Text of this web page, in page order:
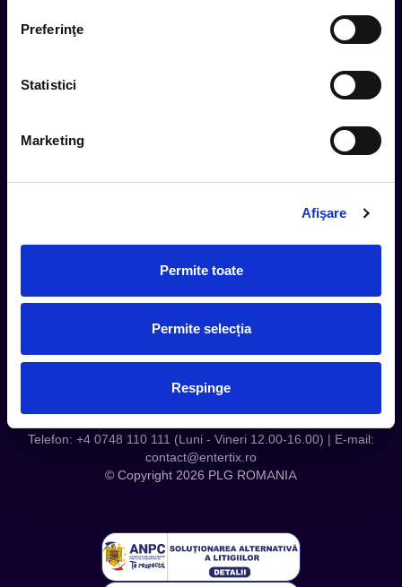
Preferinţe
Statistici
Marketing
Afişare
Permite toate
Permite selecția
Respinge
Metode plata
Magazine partenere
Termeni si Conditii
Politica Confidentialitate
Telefon: +4 0748 110 111 (Luni - Vineri 12.00-16.00) | E-mail:
contact@entertix.ro
© Copyright 2026 PLG ROMANIA